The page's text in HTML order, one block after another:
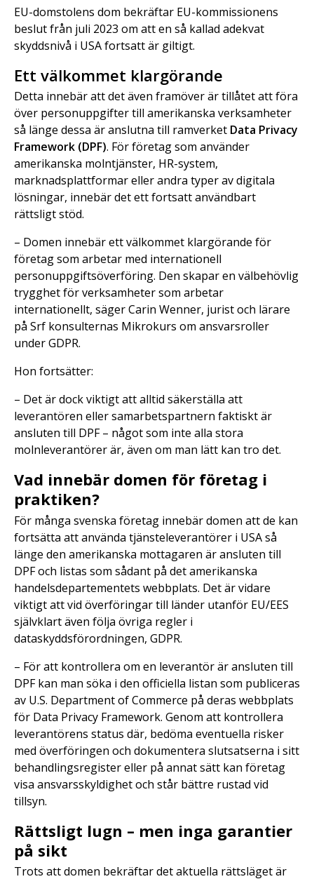
EU-domstolens dom bekräftar EU-kommissionens
beslut från juli 2023 om att en så kallad adekvat
skyddsnivå i USA fortsatt är giltigt.
Ett välkommet klargörande
Detta innebär att det även framöver är tillåtet att föra
över personuppgifter till amerikanska verksamheter
så länge dessa är anslutna till ramverket Data Privacy
Framework (DPF). För företag som använder
amerikanska molntjänster, HR-system,
marknadsplattformar eller andra typer av digitala
lösningar, innebär det ett fortsatt användbart
rättsligt stöd.
– Domen innebär ett välkommet klargörande för
företag som arbetar med internationell
personuppgiftsöverföring. Den skapar en välbehövlig
trygghet för verksamheter som arbetar
internationellt, säger Carin Wenner, jurist och lärare
på Srf konsulternas Mikrokurs om ansvarsroller
under GDPR.
Hon fortsätter:
– Det är dock viktigt att alltid säkerställa att
leverantören eller samarbetspartnern faktiskt är
ansluten till DPF – något som inte alla stora
molnleverantörer är, även om man lätt kan tro det.
Vad innebär domen för företag i
praktiken?
För många svenska företag innebär domen att de kan
fortsätta att använda tjänsteleverantörer i USA så
länge den amerikanska mottagaren är ansluten till
DPF och listas som sådant på det amerikanska
handelsdepartementets webbplats. Det är vidare
viktigt att vid överföringar till länder utanför EU/EES
självklart även följa övriga regler i
dataskyddsförordningen, GDPR.
– För att kontrollera om en leverantör är ansluten till
DPF kan man söka i den officiella listan som publiceras
av U.S. Department of Commerce på deras webbplats
för Data Privacy Framework. Genom att kontrollera
leverantörens status där, bedöma eventuella risker
med överföringen och dokumentera slutsatserna i sitt
behandlingsregister eller på annat sätt kan företag
visa ansvarsskyldighet och står bättre rustad vid
tillsyn.
Rättsligt lugn – men inga garantier
på sikt
Trots att domen bekräftar det aktuella rättsläget är